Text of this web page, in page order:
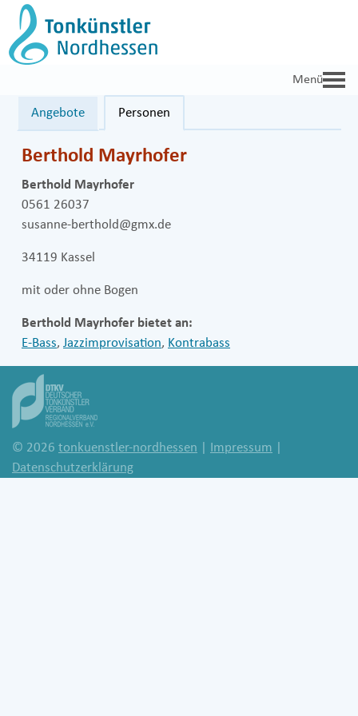
Zum
Inhalt
springen
Angebote Personen
Berthold Mayrhofer
Berthold Mayrhofer
0561 26037
susanne-berthold@gmx.de
34119 Kassel
mit oder ohne Bogen
Berthold Mayrhofer bietet an:
E-Bass, Jazzimprovisation, Kontrabass
© 2026 tonkuenstler-nordhessen Impressum
Datenschutzerklärung